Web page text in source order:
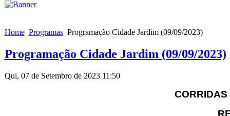
Home Programas Programação Cidade Jardim (09/09/2023)
Programação Cidade Jardim (09/09/2023)
Qui, 07 de Setembro de 2023 11:50